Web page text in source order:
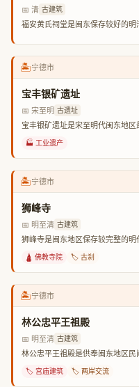
📅 清 古建筑
福安黄氏祠堂是闽东保存较好的明
🏝️宁德市
宝丰银矿遗址
📅 宋至明 古遗址
宝丰银矿遗址是宋至明代闽东地区
🏭 工业遗产
🏝️宁德市
狮峰寺
📅 明至清 古建筑
狮峰寺是闽东地区保存较完整的明
🛕 佛教寺院 🏷️ 古刹
🏝️宁德市
林公忠平王祖殿
📅 明至清 古建筑
林公忠平王祖殿是供奉闽东地区民
🏷️ 宫庙建筑 🏷️ 两岸交流